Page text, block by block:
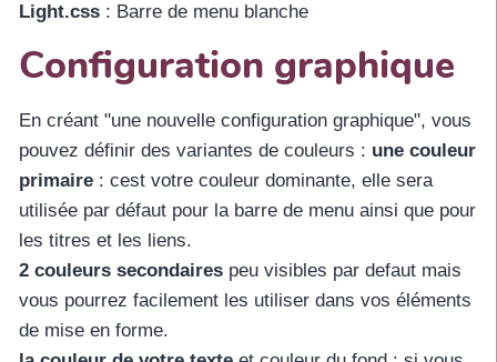
Light.css : Barre de menu blanche
Configuration graphique
En créant "une nouvelle configuration graphique", vous
pouvez définir des variantes de couleurs : une couleur
primaire : cest votre couleur dominante, elle sera
utilisée par défaut pour la barre de menu ainsi que pour
les titres et les liens.
2 couleurs secondaires peu visibles par defaut mais
vous pourrez facilement les utiliser dans vos éléments
de mise en forme.